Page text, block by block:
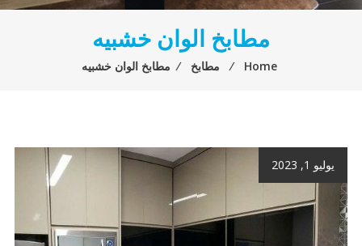
مطابخ الوان خشبيه
Home
⁄ مطابخ ⁄ مطابخ الوان خشبيه
يوليو 1, 2023